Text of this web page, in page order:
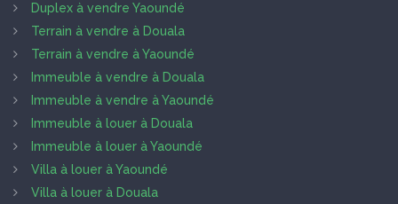
Duplex à vendre Yaoundé
Terrain à vendre à Douala
Terrain à vendre à Yaoundé
Immeuble à vendre à Douala
Immeuble à vendre à Yaoundé
Immeuble à louer à Douala
Immeuble à louer à Yaoundé
Villa à louer à Yaoundé
Villa à louer à Douala